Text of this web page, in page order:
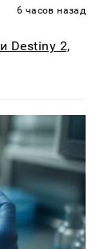
6 часов назад
Destiny 2,